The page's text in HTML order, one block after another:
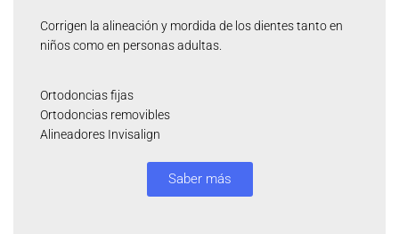
Corrigen la alineación y mordida de los dientes tanto en
niños como en personas adultas.
Ortodoncias fijas
Ortodoncias removibles
Alineadores Invisalign
Saber más